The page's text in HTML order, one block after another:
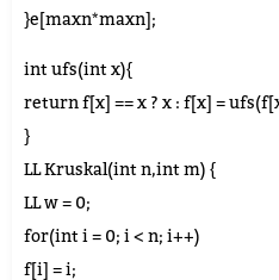
}e[maxn*maxn];
int ufs(int x){
return f[x] == x ? x : f[x] =
}
LL Kruskal(int n,int m) {
LL w = 0;
for(int i = 0; i < n; i++)
f[i] = i;